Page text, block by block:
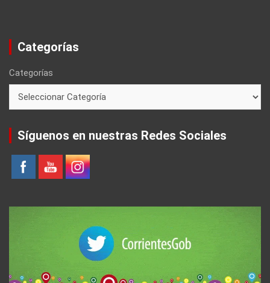
Categorías
Categorías
Síguenos en nuestras Redes Sociales